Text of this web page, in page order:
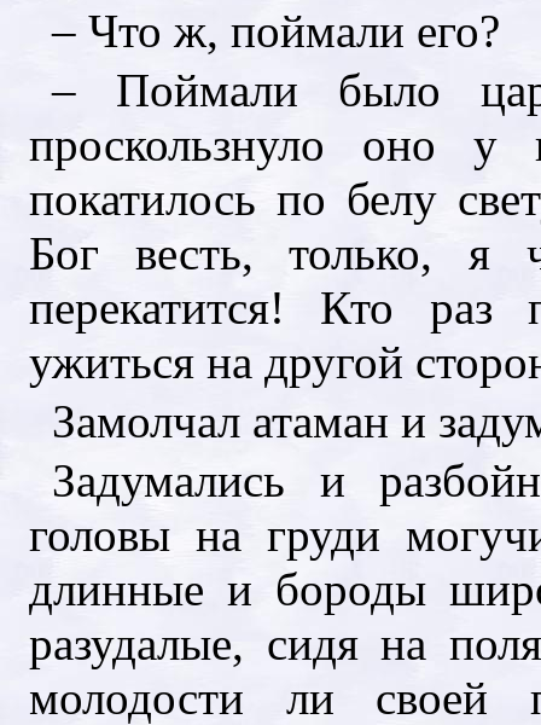
– Что ж, поймали его?
– Поймали было
проскользнуло оно
покатилось по белу
Бог весть, только, я
перекатится! Кто
ужиться на другой
Замолчал атаман и
Задумались и
головы на груди
длинные и бороды
разудалые, сидя на
молодости ли своей